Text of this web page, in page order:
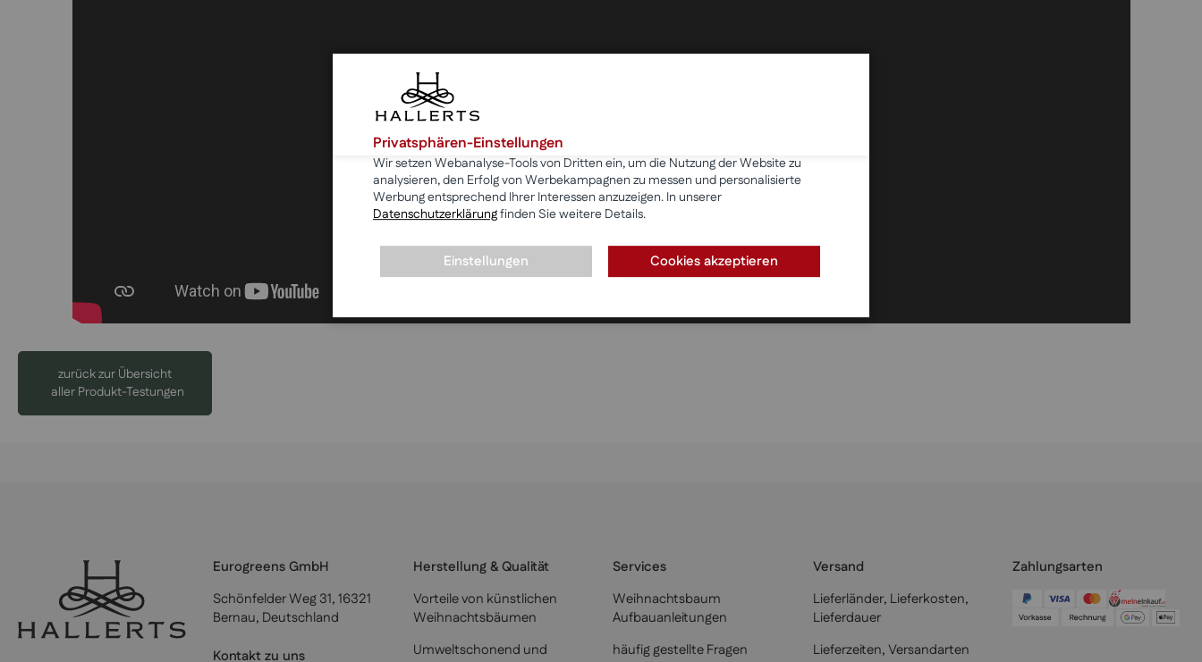
zurück zur Übersicht
aller Produkt-Testungen
Eurogreens GmbH
Schönfelder Weg 31, 16321
Bernau, Deutschland
Kontakt zu uns
Herstellung & Qualität
Vorteile von künstlichen
Weihnachtsbäumen
Umweltschonend und
Services
Weihnachtsbaum
Aufbauanleitungen
häufig gestellte Fragen
Versand
Lieferländer, Lieferkosten,
Lieferdauer
Lieferzeiten, Versandarten
Zahlungsarten
Privatsphären-Einstellungen
Wir setzen Webanalyse-Tools von Dritten ein, um die Nutzung der Website zu
analysieren, den Erfolg von Werbekampagnen zu messen und personalisierte
Werbung entsprechend Ihrer Interessen anzuzeigen. In unserer
Datenschutzerklärungfinden Sie weitere Details.
Cookies akzeptieren
Einstellungen